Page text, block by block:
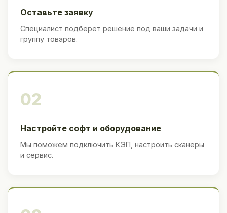
Оставьте заявку
Специалист подберет решение под ваши задачи и
группу товаров.
02
Настройте софт и оборудование
Мы поможем подключить КЭП, настроить сканеры
и сервис.